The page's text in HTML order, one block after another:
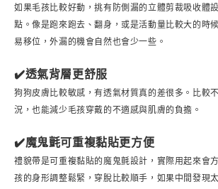
如果毛孩比較好動，挑有防側漏的立體剪裁吸收體
點。像是跑來跑去、翻身，或是活動量比較大的時
易移位，外漏的機會自然也會少一些。
✔️透氣背層更舒服
狗狗皮膚比較敏感，有透氣材質真的差很多。比較
況，也能減少毛孩穿戴的不適感與肌膚的負擔。
✔️魔鬼氈可重複黏貼更方便
禮貌帶是可重複黏貼的魔鬼氈設計，實際用起來會
孩的身形調整鬆緊，穿脫比較順手，如果中間發現